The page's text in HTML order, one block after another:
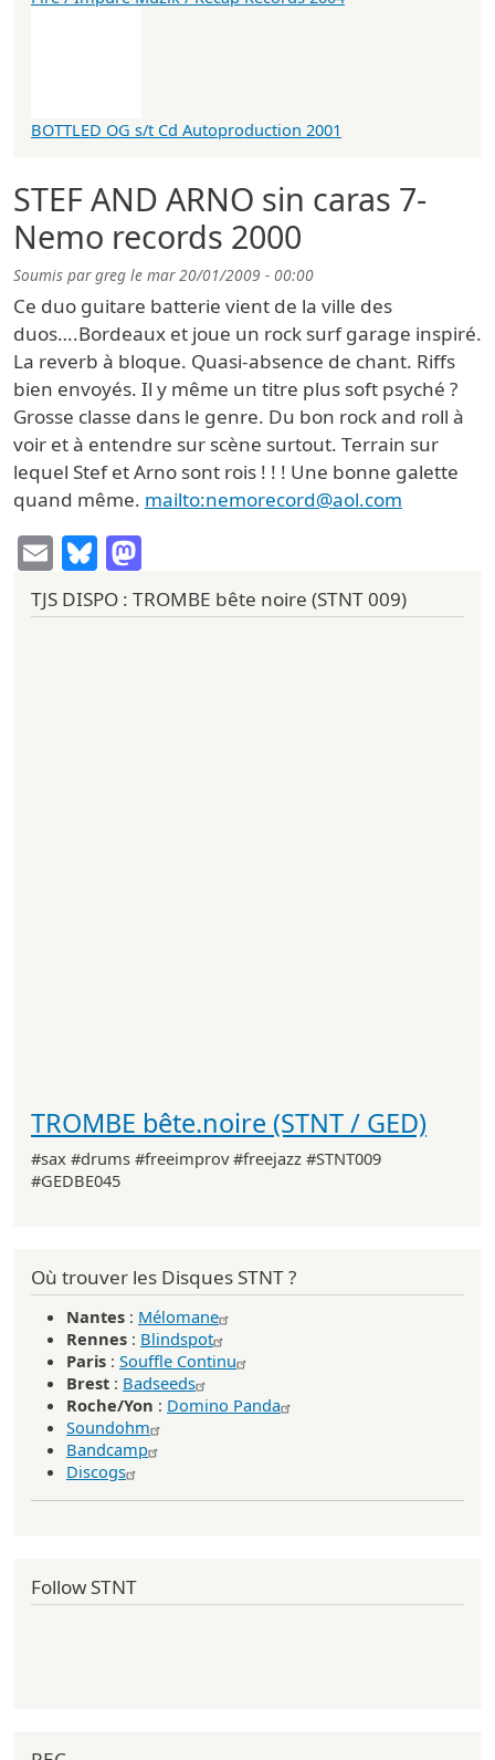
STEF AND ARNO sin caras 7-
Nemo records 2000
Soumis pargreg le mar 20/01/2009 - 00:00
Ce duo guitare batterie vient de la ville des
duos….Bordeaux et joue un rock surf garage inspiré.
La reverb à bloque. Quasi-absence de chant. Riffs
bien envoyés. Il y même un titre plus soft psyché ?
Grosse classe dans le genre. Du bon rock and roll à
voir et à entendre sur scène surtout. Terrain sur
lequel Stef et Arno sont rois ! ! ! Une bonne galette
quand même. mailto:nemorecord@aol.com
EmailBluesky
BOTTLED OG s/t Cd Autoproduction 2001
TJS DISPO : TROMBE bête noire (STNT 009)
TROMBE bête.noire (STNT / GED)
#sax #drums #freeimprov #freejazz #STNT009
#GEDBE045
Où trouver les Disques STNT ?
Nantes : Mélomane
Rennes : Blindspot
Paris : Souffle Continu
Brest : Badseeds
Roche/Yon : Domino Panda
Soundohm
Bandcamp
Discogs
Follow STNT